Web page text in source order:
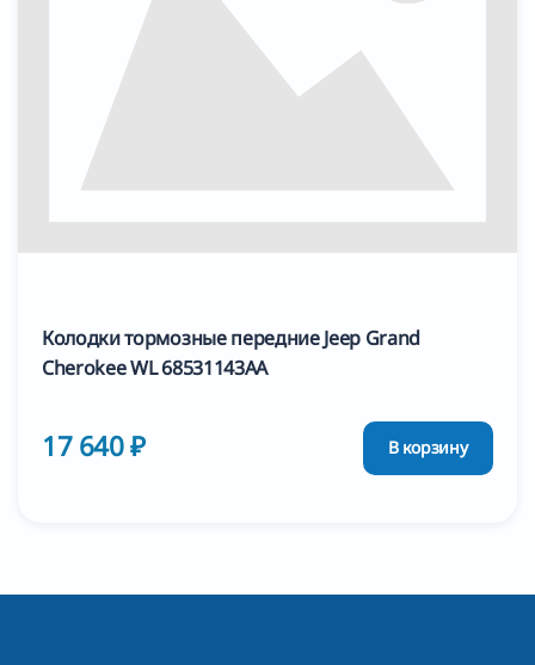
Колодки тормозные передние Jeep Grand
Cherokee WL 68531143AA
17 640 ₽ В корзину